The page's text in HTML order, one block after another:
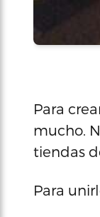
Para
mucho.
tiendas
Para